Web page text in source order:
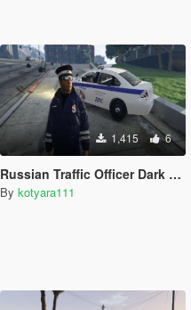
1,415 6
Russian Traffic Officer Dark Blue Jacket
By kotyara111